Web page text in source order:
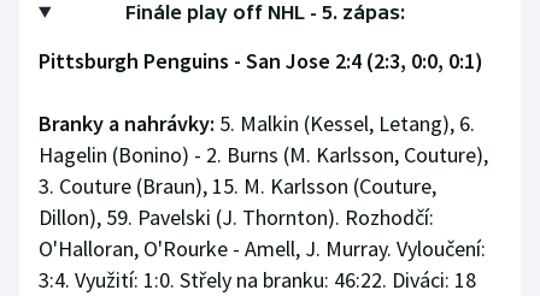
Finále play off NHL - 5. zápas:
Pittsburgh Penguins - San Jose 2:4 (2:3, 0:0, 0:1)
Branky a nahrávky: 5. Malkin (Kessel, Letang), 6.
Hagelin (Bonino) - 2. Burns (M. Karlsson, Couture),
3. Couture (Braun), 15. M. Karlsson (Couture,
Dillon), 59. Pavelski (J. Thornton). Rozhodčí:
O'Halloran, O'Rourke - Amell, J. Murray. Vyloučení:
3:4. Využití: 1:0. Střely na branku: 46:22. Diváci: 18